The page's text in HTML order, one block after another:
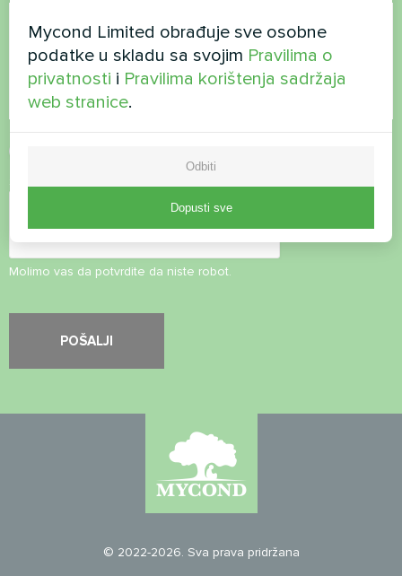
Molimo vas da potvrdite da niste robot.
© 2022-2026. Sva prava pridržana
Mycond Limited obrađuje sve osobne
podatke u skladu sa svojim Pravilima o
privatnosti i Pravilima korištenja sadržaja
web stranice.
Odbiti
Dopusti sve